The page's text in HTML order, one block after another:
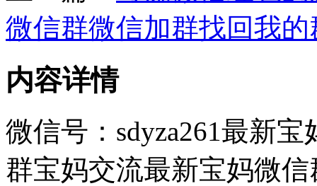
微信群微信加群找回我
内容详情
微信号：sdyza261最新
群宝妈交流最新宝妈微